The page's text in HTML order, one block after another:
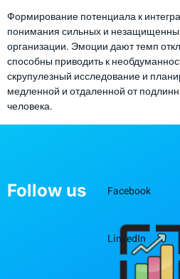
Формирование потенциала к
понимания сильных и
организации. Эмоции дают темп
способны приводить к
скрупулезный исследование и
медленной и отдаленной от
человека.
Follow us Facebook
LinkedIn